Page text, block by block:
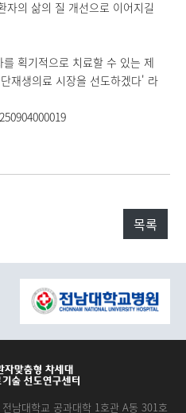
자의 삶의 질 개선으로 이어지길
획기적으로 치료할 수 있는 제
재생의료 시장을 선도하겠다' 라
목록
남대학교 공과대학 1호관 A동 301호